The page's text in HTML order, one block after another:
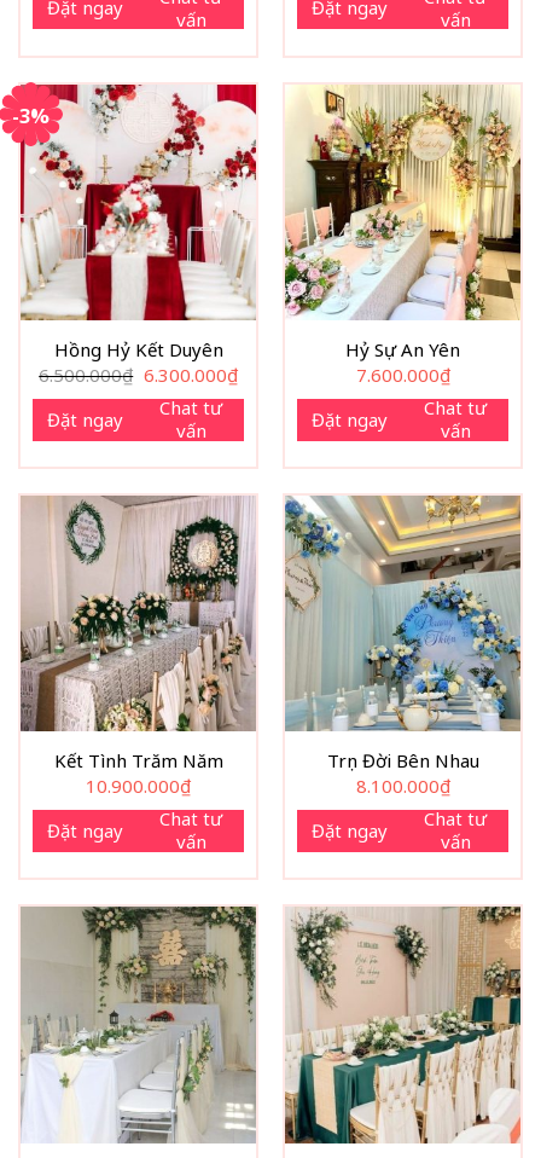
Đặt ngay
vấn
Đặt ngay
vấn
-3%
Hồng Hỷ Kết Duyên
6.500.000₫ Giá
gốc
là:
6.500.000₫.
6.300.000₫Giá
hiện
tại
6.300.000₫.
Đặt ngay
Chat tư
vấn
Hỷ Sự An Yên
7.600.000₫
Đặt ngay
Chat tư
vấn
Kết Tình Trăm Năm
10.900.000₫
Đặt ngay
Chat tư
vấn
Trọn Đời Bên Nhau
8.100.000₫
Đặt ngay
Chat tư
vấn